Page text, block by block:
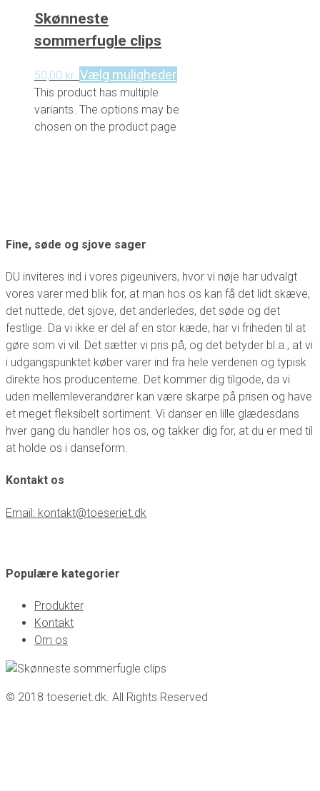
Skønneste
sommerfugle clips
50,00 kr. Vælg muligheder
This product has multiple
variants. The options may be
chosen on the product page
Fine, søde og sjove sager
DU inviteres ind i vores pigeunivers, hvor vi nøje har udvalgt
vores varer med blik for, at man hos os kan få det lidt skæve,
det nuttede, det sjove, det anderledes, det søde og det
festlige. Da vi ikke er del af en stor kæde, har vi friheden til at
gøre som vi vil. Det sætter vi pris på, og det betyder bl.a., at vi
i udgangspunktet køber varer ind fra hele verdenen og typisk
direkte hos producenterne. Det kommer dig tilgode, da vi
uden mellemleverandører kan være skarpe på prisen og have
et meget fleksibelt sortiment. Vi danser en lille glædesdans
hver gang du handler hos os, og takker dig for, at du er med til
at holde os i danseform.
Kontakt os
Email: kontakt@toeseriet.dk
Populære kategorier
Produkter
Kontakt
Om os
© 2018 toeseriet.dk. All Rights Reserved